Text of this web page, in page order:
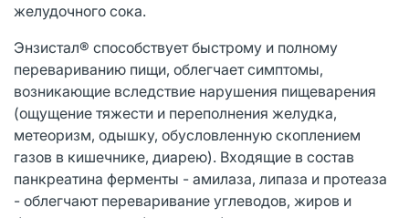
желудочного сока.
Энзистал® способствует быстрому и полному
перевариванию пищи, облегчает симптомы,
возникающие вследствие нарушения пищеварения
(ощущение тяжести и переполнения желудка,
метеоризм, одышку, обусловленную скоплением
газов в кишечнике, диарею). Входящие в состав
панкреатина ферменты - амилаза, липаза и протеаза
- облегчают переваривание углеводов, жиров и